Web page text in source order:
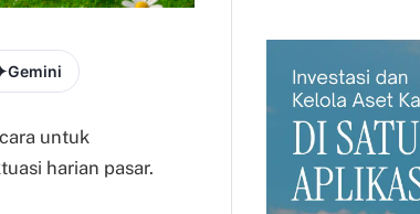
Gemini
untuk
harian pasar.